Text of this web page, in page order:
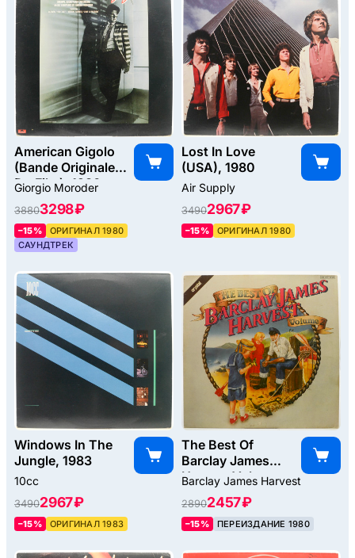
American Gigolo
(Bande Originale
Du Film), 1980
Giorgio Moroder
38803298 ₽
–15%
ОРИГИНАЛ 1980
САУНДТРЕК
Lost In Love
(USA), 1980
Air Supply
34902967 ₽
–15% ОРИГИНАЛ 1980
Windows In The
Jungle, 1983
10cc
34902967 ₽
–15% ОРИГИНАЛ 1983
The Best Of
Barclay James
Harvest Volume
2, 1979
Barclay James Harvest
28902457 ₽
–15% ПЕРЕИЗДАНИЕ 1980